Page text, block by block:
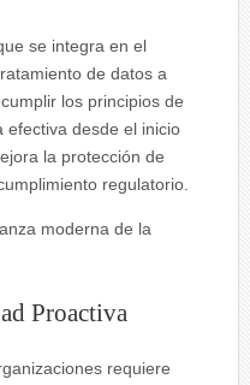
se integra en el
de datos a
los principios de
efectiva desde el inicio
la protección de
regulatorio.
moderna de la
Proactiva
requiere